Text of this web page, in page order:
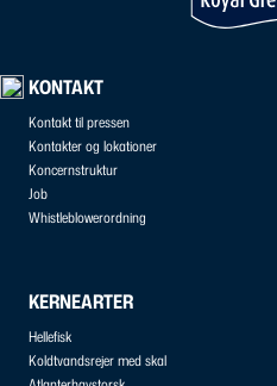
KONTAKT
Kontakt til pressen
Kontakter og lokationer
Koncernstruktur
Job
Whistleblowerordning
KERNEARTER
Hellefisk
Koldtvandsrejer med skal